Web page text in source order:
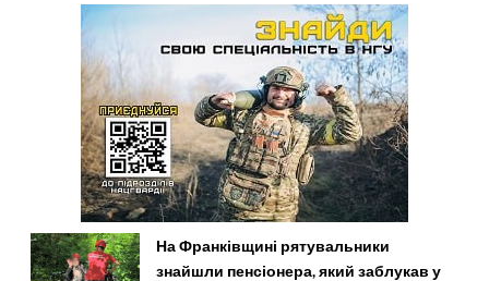
На Франківщині рятувальники
знайшли пенсіонера, який заблукав у